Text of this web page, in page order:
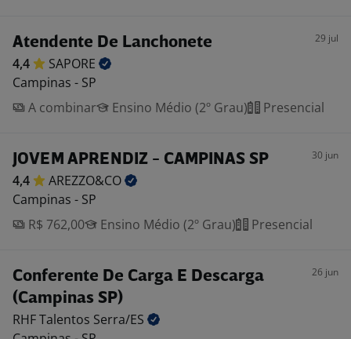
Atendente De Lanchonete 29 jul
4,4
SAPORE
Campinas - SP
A combinar
Ensino Médio (2º Grau) Presencial
JOVEM APRENDIZ - CAMPINAS SP 30 jun
4,4
AREZZO&CO
Campinas - SP
R$ 762,00
Ensino Médio (2º Grau) Presencial
Conferente De Carga E Descarga
(Campinas SP)
26 jun
RHF Talentos Serra/ES